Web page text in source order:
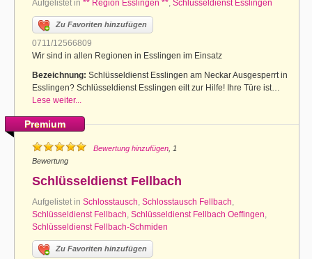
Aufgelistet in ** Region Esslingen **, Schlüsseldienst Esslingen
Zu Favoriten hinzufügen
0711/12566809
Wir sind in allen Regionen in Esslingen im Einsatz
Bezeichnung: Schlüsseldienst Esslingen am Neckar Ausgesperrt in
Esslingen? Schlüsseldienst Esslingen eilt zur Hilfe! Ihre Türe ist…
Lese weiter...
Premium
Bewertung hinzufügen , 1
Bewertung
Schlüsseldienst Fellbach
Aufgelistet in Schlosstausch, Schlosstausch Fellbach,
Schlüsseldienst Fellbach, Schlüsseldienst Fellbach Oeffingen,
Schlüsseldienst Fellbach-Schmiden
Zu Favoriten hinzufügen